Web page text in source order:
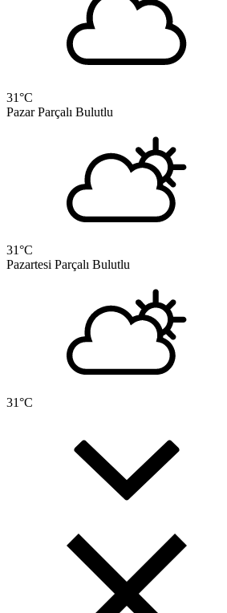
31°C
Pazar Parçalı Bulutlu
31°C
Pazartesi Parçalı Bulutlu
31°C